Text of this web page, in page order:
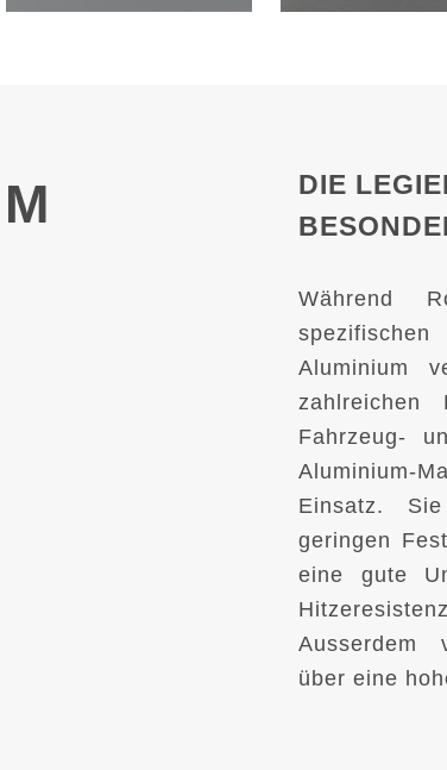
DIE
Während
Aluminium
zahlreichen
Fahrzeug-
Aluminium-
Einsatz.
geringen
eine gute
Ausserdem
über eine